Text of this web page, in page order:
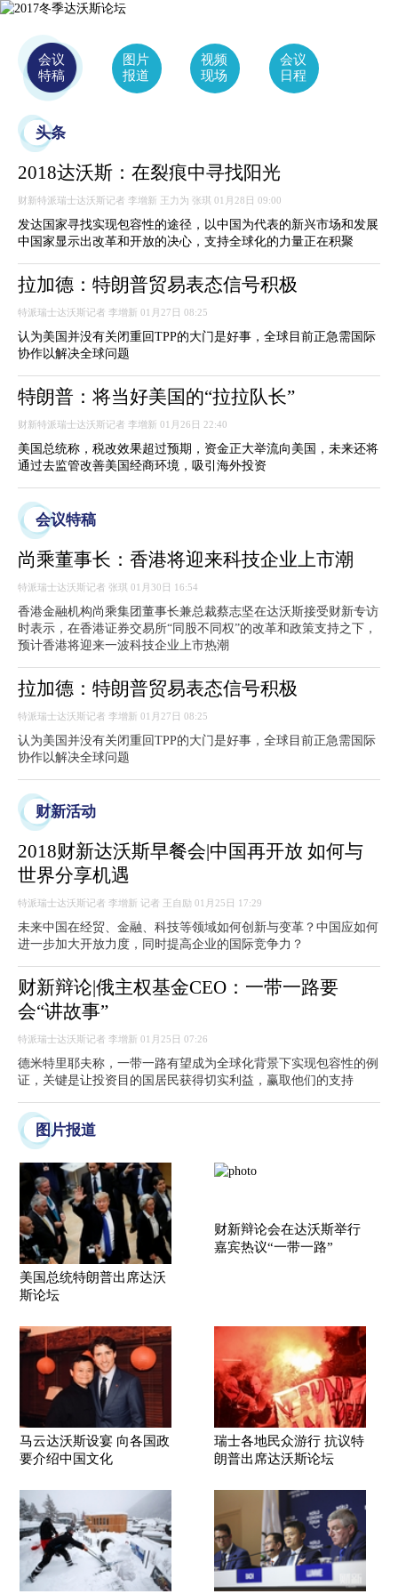
会议
特稿
图片
报道
视频
现场
会议
日程
头条
2018达沃斯：在裂痕中寻找阳光
财新特派瑞士达沃斯记者 李增新 王力为 张琪 01月28日 09:00
发达国家寻找实现包容性的途径，以中国为代表的新兴市场和发展
中国家显示出改革和开放的决心，支持全球化的力量正在积聚
拉加德：特朗普贸易表态信号积极
特派瑞士达沃斯记者 李增新 01月27日 08:25
认为美国并没有关闭重回TPP的大门是好事，全球目前正急需国际
协作以解决全球问题
特朗普：将当好美国的“拉拉队长”
财新特派瑞士达沃斯记者 李增新 01月26日 22:40
美国总统称，税改效果超过预期，资金正大举流向美国，未来还将
通过去监管改善美国经商环境，吸引海外投资
会议特稿
尚乘董事长：香港将迎来科技企业上市潮
特派瑞士达沃斯记者 张琪 01月30日 16:54
香港金融机构尚乘集团董事长兼总裁蔡志坚在达沃斯接受财新专访
时表示，在香港证券交易所“同股不同权”的改革和政策支持之下，
预计香港将迎来一波科技企业上市热潮
拉加德：特朗普贸易表态信号积极
特派瑞士达沃斯记者 李增新 01月27日 08:25
认为美国并没有关闭重回TPP的大门是好事，全球目前正急需国际
协作以解决全球问题
财新活动
2018财新达沃斯早餐会|中国再开放 如何与
世界分享机遇
特派瑞士达沃斯记者 李增新 记者 王自励 01月25日 17:29
未来中国在经贸、金融、科技等领域如何创新与变革？中国应如何
进一步加大开放力度，同时提高企业的国际竞争力？
财新辩论|俄主权基金CEO：一带一路要
会“讲故事”
特派瑞士达沃斯记者 李增新 01月25日 07:26
德米特里耶夫称，一带一路有望成为全球化背景下实现包容性的例
证，关键是让投资目的国居民获得切实利益，赢取他们的支持
图片报道
美国总统特朗普出席达沃
斯论坛
财新辩论会在达沃斯举行
嘉宾热议“一带一路”
马云达沃斯设宴 向各国政
要介绍中国文化
瑞士各地民众游行 抗议特
朗普出席达沃斯论坛